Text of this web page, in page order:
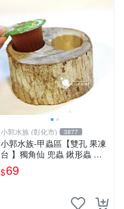
小郭水族 (彰化市) 3877
小郭水族-甲蟲區【雙孔 果凍
台 】獨角仙 兜蟲 鍬形蟲 幼
兜
$69